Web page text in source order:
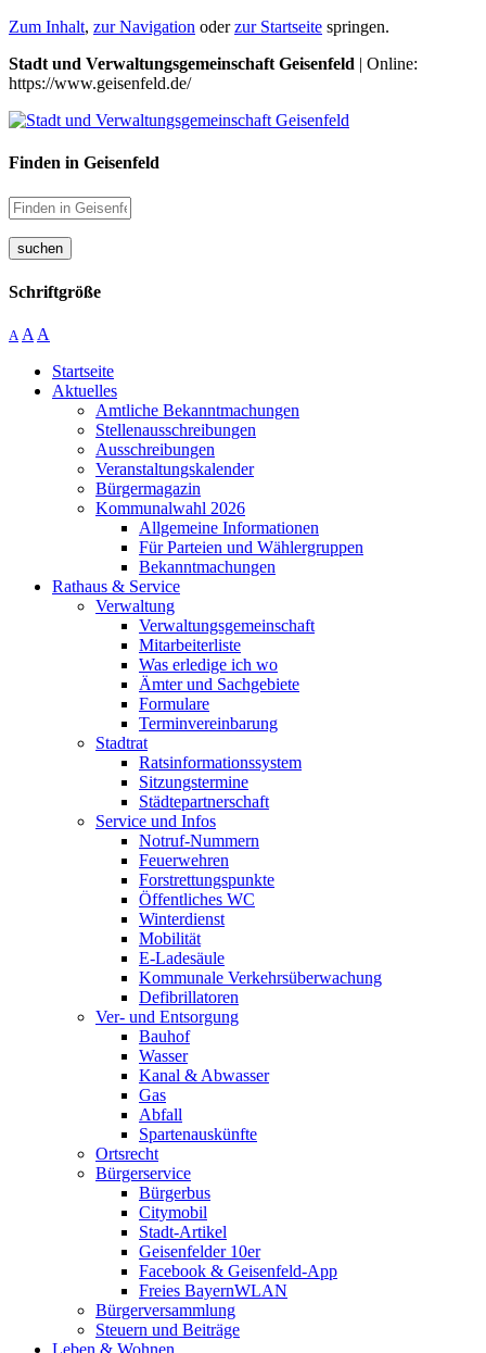
Zum Inhalt, zur Navigation oderzur Startseite springen.
Stadt und Verwaltungsgemeinschaft Geisenfeld | Online:
https://www.geisenfeld.de/
Finden in Geisenfeld
suchen
Schriftgröße
A A A
Startseite
Aktuelles
Amtliche Bekanntmachungen
Stellenausschreibungen
Ausschreibungen
Veranstaltungskalender
Bürgermagazin
Kommunalwahl 2026
Allgemeine Informationen
Für Parteien und Wählergruppen
Bekanntmachungen
Rathaus & Service
Verwaltung
Verwaltungsgemeinschaft
Mitarbeiterliste
Was erledige ich wo
Ämter und Sachgebiete
Formulare
Terminvereinbarung
Stadtrat
Ratsinformationssystem
Sitzungstermine
Städtepartnerschaft
Service und Infos
Notruf-Nummern
Feuerwehren
Forstrettungspunkte
Öffentliches WC
Winterdienst
Mobilität
E-Ladesäule
Kommunale Verkehrsüberwachung
Defibrillatoren
Ver- und Entsorgung
Bauhof
Wasser
Kanal & Abwasser
Gas
Abfall
Spartenauskünfte
Ortsrecht
Bürgerservice
Bürgerbus
Citymobil
Stadt-Artikel
Geisenfelder 10er
Facebook & Geisenfeld-App
Freies BayernWLAN
Bürgerversammlung
Steuern und Beiträge
Leben & Wohnen